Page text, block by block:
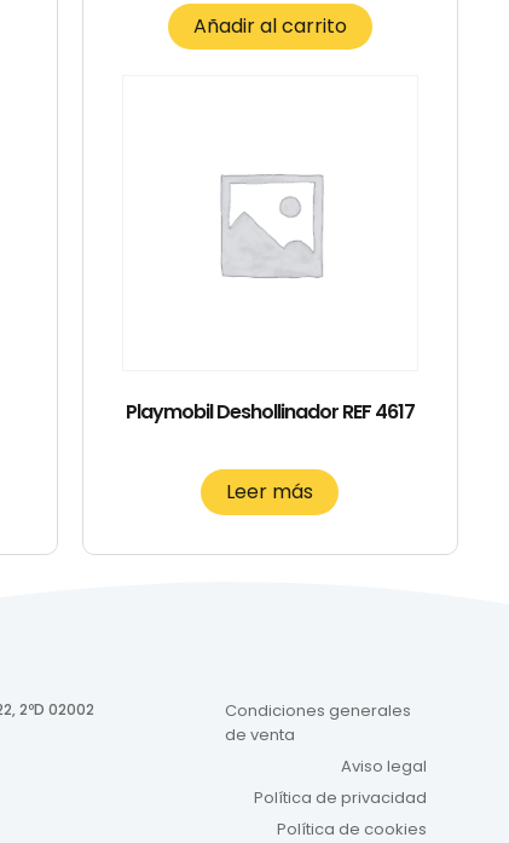
Añadir al carrito
Playmobil Deshollinador REF 4617
Leer más
2ºD 02002
Condiciones generales
de venta
Aviso legal
Política de privacidad
Política de cookies